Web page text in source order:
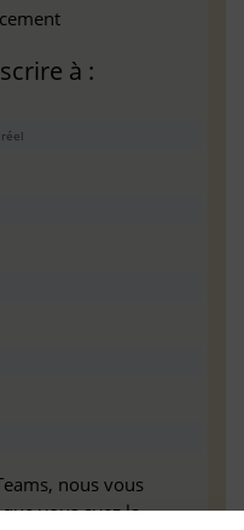
à :
nous vous
vous avez la